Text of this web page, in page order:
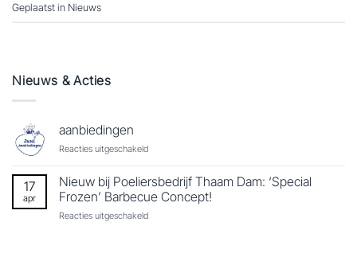
Geplaatst in Nieuws
Nieuws & Acties
aanbiedingen
Reacties uitgeschakeldvoor
17
apr
Nieuw bij Poeliersbedrijf Thaam Dam: ‘Special
Frozen’ Barbecue Concept!
Reacties uitgeschakeldvoor